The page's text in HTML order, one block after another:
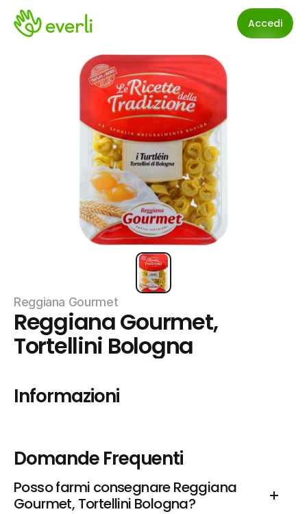
Accedi
Reggiana Gourmet
Reggiana Gourmet,
Tortellini Bologna
Informazioni
Domande Frequenti
Posso farmi consegnare Reggiana
Gourmet, Tortellini Bologna?